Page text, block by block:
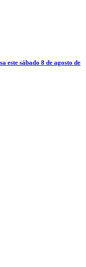
este sábado 8 de agosto de